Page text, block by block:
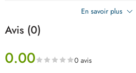
En savoir plus
Avis (0)
0.00 0 avis